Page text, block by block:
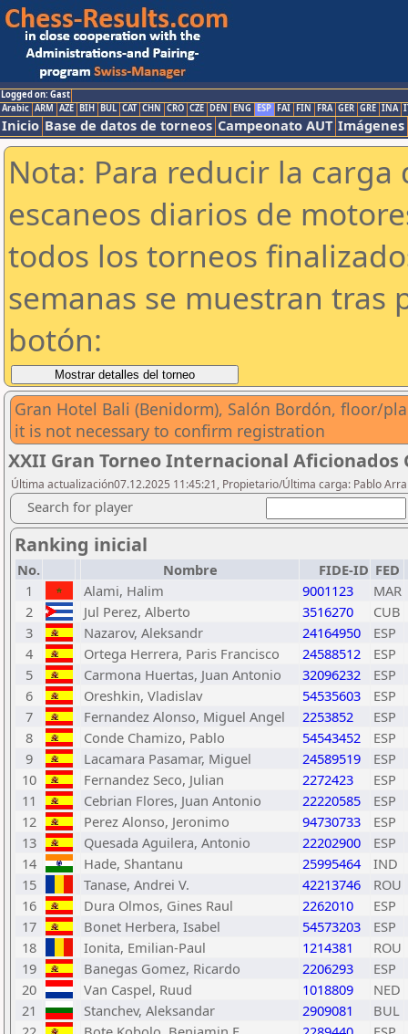
Logged on: Gast
Arabic ARM AZE BIH BUL CAT CHN CRO CZE DEN ENG ESP FAI FIN FRA GER GRE INA
Inicio Base de datos de torneos Campeonato AUT Imágenes
Nota: Para reducir la
escaneos diarios de
todos los torneos
semanas se muestran tras
botón:
Gran Hotel Bali (Benidorm), Salón Bordón, floor/
it is not necessary to confirm registration
XXII Gran Torneo Internacional Aficionados
Última actualización07.12.2025 11:45:21, Propietario/Última carga: Pablo
Search for player
Ranking inicial
No. Nombre FIDE-ID FED
1
Alami, Halim 9001123 MAR
2
Jul Perez, Alberto 3516270 CUB
3
Nazarov, Aleksandr 24164950 ESP
4
Ortega Herrera, Paris Francisco 24588512 ESP
5
Carmona Huertas, Juan Antonio 32096232 ESP
6
Oreshkin, Vladislav 54535603 ESP
7
Fernandez Alonso, Miguel Angel 2253852 ESP
8
Conde Chamizo, Pablo 54543452 ESP
9
Lacamara Pasamar, Miguel 24589519 ESP
10
Fernandez Seco, Julian 2272423 ESP
11
Cebrian Flores, Juan Antonio 22220585 ESP
12
Perez Alonso, Jeronimo 94730733 ESP
13
Quesada Aguilera, Antonio 22202900 ESP
14
Hade, Shantanu 25995464 IND
15
Tanase, Andrei V. 42213746 ROU
16
Dura Olmos, Gines Raul 2262010 ESP
17
Bonet Herbera, Isabel 54573203 ESP
18
Ionita, Emilian-Paul 1214381 ROU
19
Banegas Gomez, Ricardo 2206293 ESP
20
Van Caspel, Ruud 1018809 NED
21
Stanchev, Aleksandar 2909081 BUL